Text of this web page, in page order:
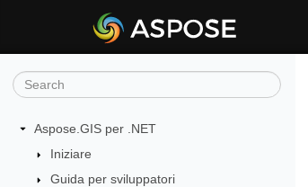
Aspose.GIS per .NET
Iniziare
Guida per sviluppatori